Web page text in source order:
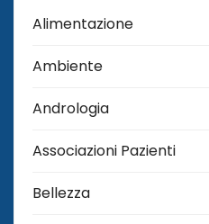
Alimentazione
Ambiente
Andrologia
Associazioni Pazienti
Bellezza